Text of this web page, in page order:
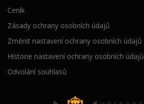
Ceník
Zásady ochrany osobních údajů
Změnit nastavení ochrany osobních údajů
Historie nastavení ochrany osobních údajů
Odvolání souhlasů